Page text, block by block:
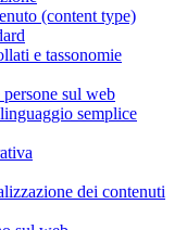
(content type)
e tassonomie
sul web
semplice
dei contenuti